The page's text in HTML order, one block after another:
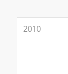
2010